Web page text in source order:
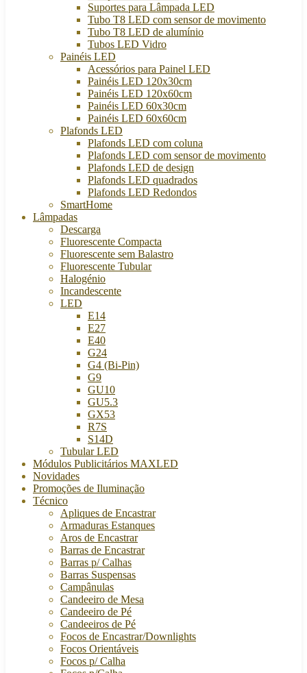
Suportes para Lâmpada LED
Tubo T8 LED com sensor de movimento
Tubo T8 LED de alumínio
Tubos LED Vidro
Painéis LED
Acessórios para Painel LED
Painéis LED 120x30cm
Painéis LED 120x60cm
Painéis LED 60x30cm
Painéis LED 60x60cm
Plafonds LED
Plafonds LED com coluna
Plafonds LED com sensor de movimento
Plafonds LED de design
Plafonds LED quadrados
Plafonds LED Redondos
SmartHome
Lâmpadas
Descarga
Fluorescente Compacta
Fluorescente sem Balastro
Fluorescente Tubular
Halogénio
Incandescente
LED
E14
E27
E40
G24
G4 (Bi-Pin)
G9
GU10
GU5.3
GX53
R7S
S14D
Tubular LED
Módulos Publicitários MAXLED
Novidades
Promoções de Iluminação
Técnico
Apliques de Encastrar
Armaduras Estanques
Aros de Encastrar
Barras de Encastrar
Barras p/ Calhas
Barras Suspensas
Campânulas
Candeeiro de Mesa
Candeeiro de Pé
Candeeiros de Pé
Focos de Encastrar/Downlights
Focos Orientáveis
Focos p/ Calha